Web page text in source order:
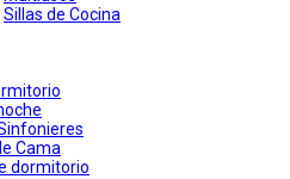
Sillas de Cocina
Cama
dormitorio